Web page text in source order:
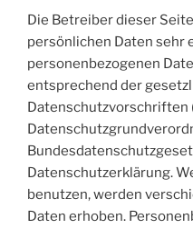
Die Betreiber dieser
persönlichen Daten sehr
personenbezogenen
entsprechend der
Datenschutzvorschriften
Datenschutzerklärung.
benutzen, werden
Daten erhoben.